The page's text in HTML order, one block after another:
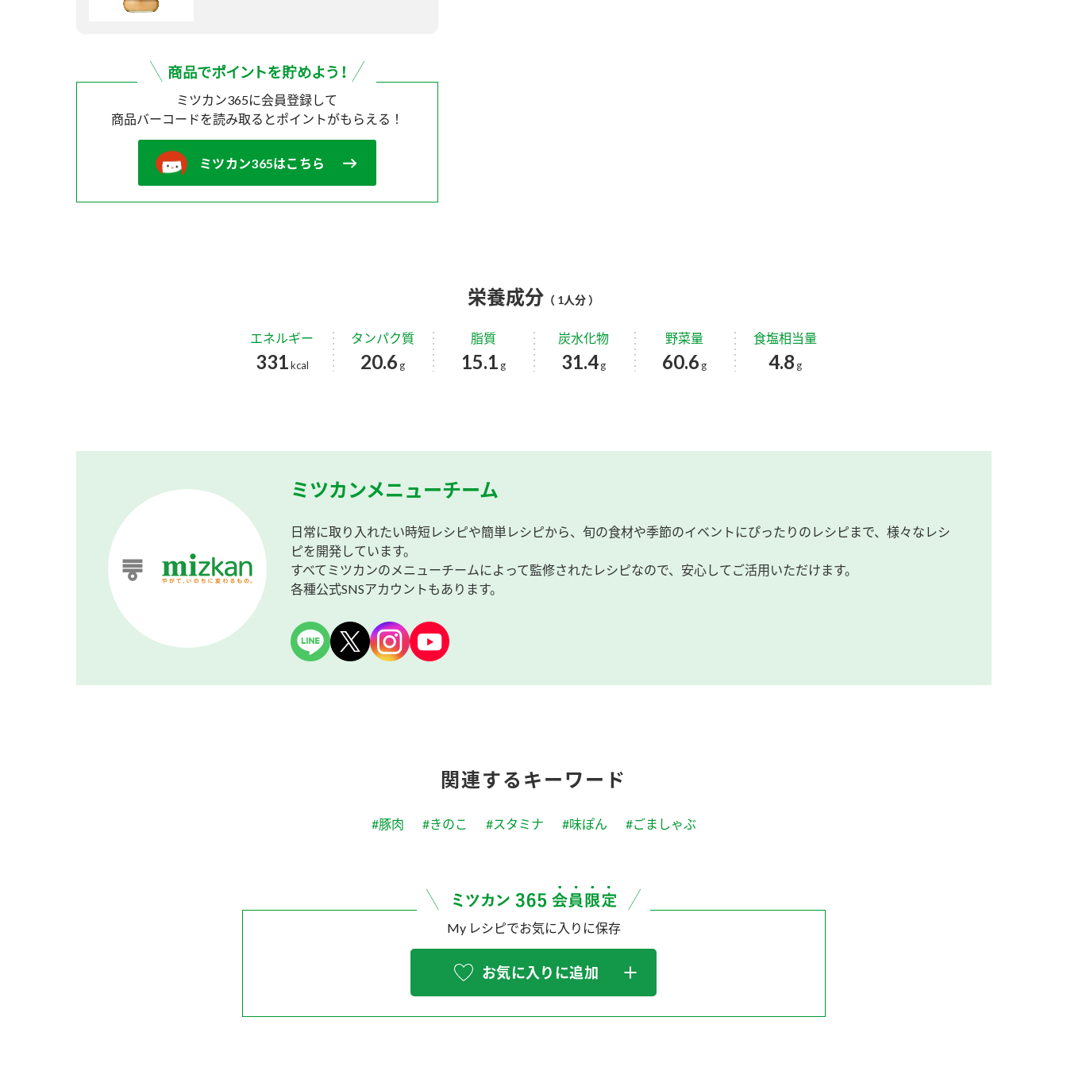
ミツカン365に会員登録して
商品バーコードを読み取ると ポイントがもらえる！
ミツカン365はこちら
栄養成分 （ 1人分 ）
エネルギー
331kcal
タンパク質
20.6 g
脂質
15.1 g
炭水化物
31.4g
野菜量
60.6 g
食塩相当量
4.8 g
ミツカンメニューチーム
日常に取り入れたい時短レシピや簡単レシピから、旬の食材や季節のイベントにぴったりのレシピまで、様々なレシ
ピを開発しています。
すべてミツカンのメニューチームによって監修されたレシピなので、安心してご活用いただけます。
各種公式SNSアカウントもあります。
関連するキーワード
#豚肉 #きのこ #スタミナ #味ぽん #ごましゃぶ
My レシピでお気に入りに保存
お気に入りに追加